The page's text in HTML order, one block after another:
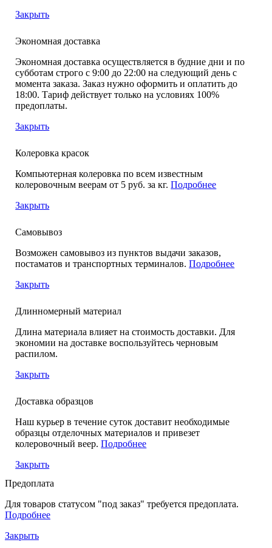
Закрыть
Экономная доставка
Экономная доставка осуществляется в будние дни и по
субботам строго с 9:00 до 22:00 на следующий день с
момента заказа. Заказ нужно оформить и оплатить до
18:00. Тариф действует только на условиях 100%
предоплаты.
Закрыть
Колеровка красок
Компьютерная колеровка по всем известным
колеровочным веерам от 5 руб. за кг.Подробнее
Закрыть
Самовывоз
Возможен самовывоз из пунктов выдачи заказов,
постаматов и транспортных терминалов.Подробнее
Закрыть
Длинномерный материал
Длина материала влияет на стоимость доставки. Для
экономии на доставке воспользуйтесь черновым
распилом.
Закрыть
Доставка образцов
Наш курьер в течение суток доставит необходимые
образцы отделочных материалов и привезет
колеровочный веер.Подробнее
Закрыть
Предоплата
Для товаров статусом "под заказ" требуется предоплата.
Подробнее
Закрыть